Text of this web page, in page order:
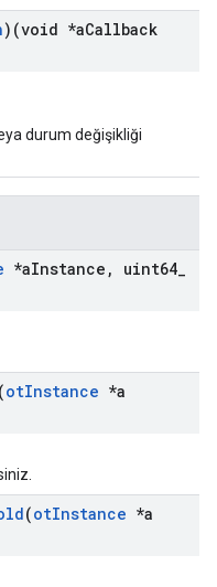
)(void *aCallback
durum değişikliği
*aInstance , uint64
(otInstance *a
(otInstance *a